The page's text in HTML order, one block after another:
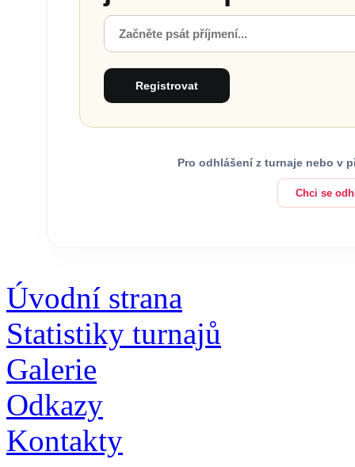
Pro odhlášení z turnaje nebo v
Chci se
Úvodní strana
Statistiky turnajů
Galerie
Odkazy
Kontakty